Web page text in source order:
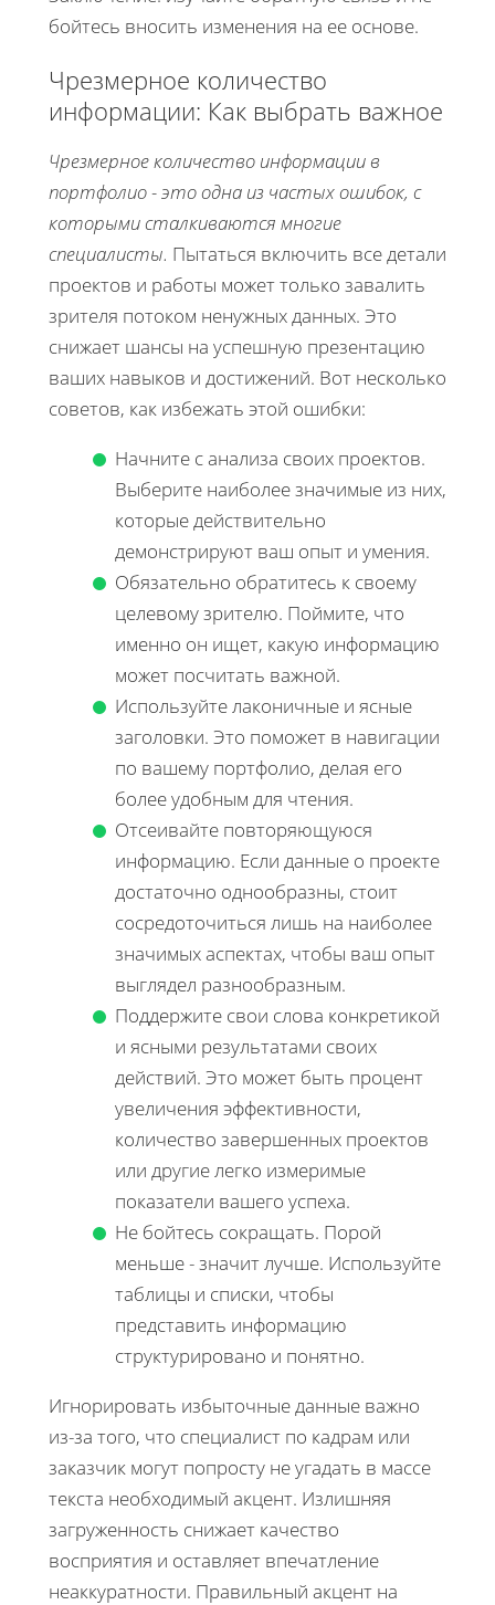
бойтесь вносить изменения на ее основе.
Чрезмерное количество
информации: Как выбрать важное
Чрезмерное количество информации в
портфолио - это одна из частых ошибок, с
которыми сталкиваются многие
специалисты. Пытаться включить все детали
проектов и работы может только завалить
зрителя потоком ненужных данных. Это
снижает шансы на успешную презентацию
ваших навыков и достижений. Вот несколько
советов, как избежать этой ошибки:
Начните с анализа своих проектов.
Выберите наиболее значимые из них,
которые действительно
демонстрируют ваш опыт и умения.
Обязательно обратитесь к своему
целевому зрителю. Поймите, что
именно он ищет, какую информацию
может посчитать важной.
Используйте лаконичные и ясные
заголовки. Это поможет в навигации
по вашему портфолио, делая его
более удобным для чтения.
Отсеивайте повторяющуюся
информацию. Если данные о проекте
достаточно однообразны, стоит
сосредоточиться лишь на наиболее
значимых аспектах, чтобы ваш опыт
выглядел разнообразным.
Поддержите свои слова конкретикой
и ясными результатами своих
действий. Это может быть процент
увеличения эффективности,
количество завершенных проектов
или другие легко измеримые
показатели вашего успеха.
Не бойтесь сокращать. Порой
меньше - значит лучше. Используйте
таблицы и списки, чтобы
представить информацию
структурировано и понятно.
Игнорировать избыточные данные важно
из-за того, что специалист по кадрам или
заказчик могут попросту не угадать в массе
текста необходимый акцент. Излишняя
загруженность снижает качество
восприятия и оставляет впечатление
неаккуратности. Правильный акцент на